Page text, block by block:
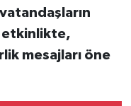
etkinlikte,
mesajları öne